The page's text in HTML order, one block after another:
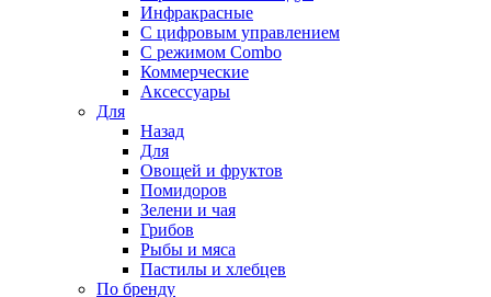
Инфракрасные
С цифровым управлением
С режимом Combo
Коммерческие
Аксессуары
Для
Назад
Для
Овощей и фруктов
Помидоров
Зелени и чая
Грибов
Рыбы и мяса
Пастилы и хлебцев
По бренду